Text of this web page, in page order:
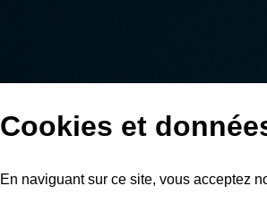
Cookies et
En naviguant sur ce site, vous acceptez